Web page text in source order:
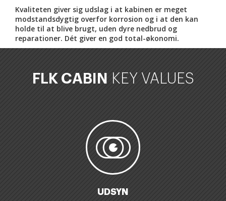
Kvaliteten giver sig udslag i at kabinen er meget
modstandsdygtig overfor korrosion og i at den kan
holde til at blive brugt, uden dyre nedbrud og
reparationer. Dét giver en god total-økonomi.
FLK CABIN KEY VALUES
UDSYN